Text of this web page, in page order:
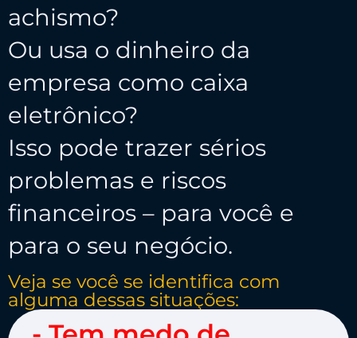
achismo?
Ou usa o dinheiro da
empresa como caixa
eletrônico?
Isso pode trazer sérios
problemas e riscos
financeiros – para você e
para o seu negócio.
Veja se você se identifica com
alguma dessas situações: